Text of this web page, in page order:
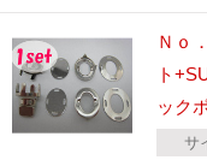
Ｎｏ
ト
ック
サ